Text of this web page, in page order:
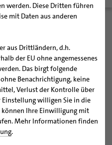
werden. Diese Dritten führen
mit Daten aus anderen
aus Drittländern, d.h.
der EU ohne angemessenes
Das birgt folgende
Benachrichtigung, keine
Verlust der Kontrolle über
willigen Sie in die
können Ihre Einwilligung mit
Mehr Informationen finden
.
Gabriel
Schülern
mit Elftklässlerinnen und
und der Marienschule